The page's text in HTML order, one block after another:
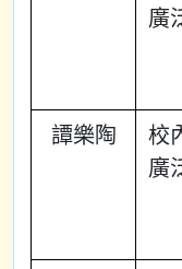
廣
譚樂陶
校
廣